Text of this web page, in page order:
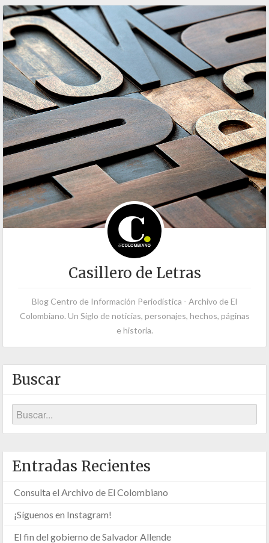
Casillero de Letras
Blog Centro de Información Periodística - Archivo de El
Colombiano. Un Siglo de noticias, personajes, hechos, páginas
e historia.
Buscar
Entradas Recientes
Consulta el Archivo de El Colombiano
¡Síguenos en Instagram!
El fin del gobierno de Salvador Allende